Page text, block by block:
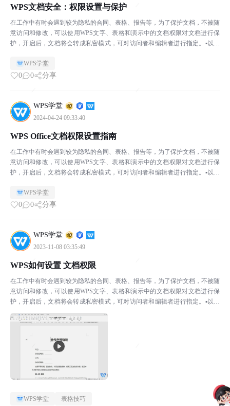
WPS文档安全：权限设置与保护
在工作中有时会遇到较为隐私的合同、表格、报告等，为了保护文档，不被随
意访问和修改，可以使用WPS文字、表格和演示中的文档权限对文档进行保
护，开启后，文档将会转成私密模式，可对访问者和编辑者进行指定。▪以此
WPS学堂
0 0 分享
WPS学堂
2024-04-24 09:33:40
WPS Office文档权限设置指南
在工作中有时会遇到较为隐私的合同、表格、报告等，为了保护文档，不被随
意访问和修改，可以使用WPS文字、表格和演示中的文档权限对文档进行保
护，开启后，文档将会转成私密模式，可对访问者和编辑者进行指定。▪以此
WPS学堂
0 0 分享
WPS学堂
2023-11-08 03:35:49
WPS如何设置 文档权限
在工作中有时会遇到较为隐私的合同、表格、报告等，为了保护文档，不被随
意访问和修改，可以使用WPS文字、表格和演示中的文档权限对文档进行保
护，开启后，文档将会转成私密模式，可对访问者和编辑者进行指定。▪以此
合同文档为例，点击上方菜单栏审阅-文档权限，在文档权...
WPS学堂 表格技巧